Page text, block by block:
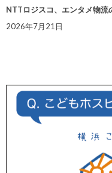
NTTロジスコ、エンタメ物
2026年7月21日